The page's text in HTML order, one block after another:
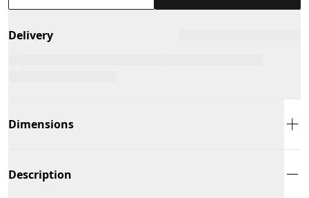
Delivery
Dimensions
Description